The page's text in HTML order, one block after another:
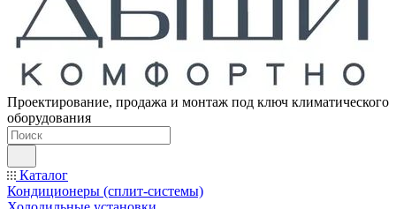
Проектирование, продажа и монтаж под ключ климатического
оборудования
Каталог
Кондиционеры (сплит-системы)